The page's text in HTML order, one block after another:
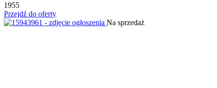
1955
Przejdź do oferty
Na sprzedaż